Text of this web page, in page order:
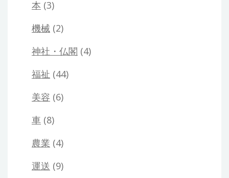
本 (3)
機械 (2)
神社・仏閣 (4)
福祉 (44)
美容 (6)
車 (8)
農業 (4)
運送 (9)